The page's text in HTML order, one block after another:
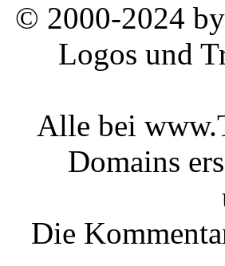
© 2000-2024
Logos und
Alle bei
Domains
Die